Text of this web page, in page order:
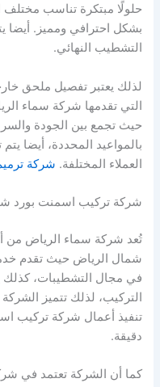
حلولًا مبتكرة تناسب مختلف
بشكل احترافي ومميز. أيضا
التشطيب النهائي.
لذلك يعتبر تفصيل ملحق
التي تقدمها شركة سماء
حيث تجمع بين الجودة
بالمواعيد المحددة، أيضا
العملاء المختلفة. شركة
شركة تركيب اسمنت بورد
تُعد شركة سماء الرياض
شمال الرياض حيث تقدم
في مجال التشطيبات، كذلك
التركيب، لذلك تتميز
تنفيذ أعمال شركة تركيب
دقيقة.
كما أن الشركة تعتمد في